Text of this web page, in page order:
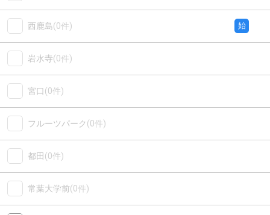
西鹿島(0件) 始
岩水寺(0件)
宮口(0件)
フルーツパーク (0件)
都田 (0件)
常葉大学前(0件)